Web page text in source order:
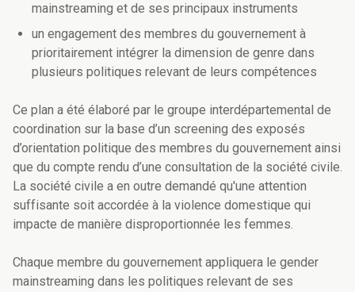
mainstreaming et de ses principaux instruments
un engagement des membres du gouvernement à
prioritairement intégrer la dimension de genre dans
plusieurs politiques relevant de leurs compétences
Ce plan a été élaboré par le groupe interdépartemental de
coordination sur la base d’un screening des exposés
d’orientation politique des membres du gouvernement ainsi
que du compte rendu d’une consultation de la société civile.
La société civile a en outre demandé qu'une attention
suffisante soit accordée à la violence domestique qui
impacte de manière disproportionnée les femmes.
Chaque membre du gouvernement appliquera le gender
mainstreaming dans les politiques relevant de ses